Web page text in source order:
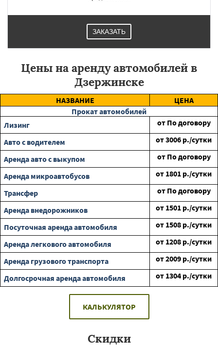
ЗАКАЗАТЬ
Цены на аренду автомобилей в
Дзержинске
НАЗВАНИЕ
ЦЕНА
Прокат автомобилей
Лизинг
от По договору
Авто с водителем
от3006 р./сутки
Аренда авто с выкупом
от По договору
Аренда микроавтобусов
от 1801 р./сутки
Трансфер
от По договору
Аренда внедорожников
от 1501 р./сутки
Посуточная аренда автомобиля
от 1508 р./сутки
Аренда легкового автомобиля
от 1208 р./сутки
Аренда грузового транспорта
от2009 р./сутки
Долгосрочная аренда автомобиля
от 1304 р./сутки
КАЛЬКУЛЯТОР
Скидки